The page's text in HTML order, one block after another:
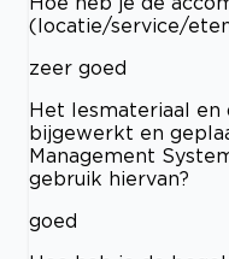
(locatie/service/
zeer goed
Het lesmateriaal en
bijgewerkt en
Management
gebruik hiervan?
goed